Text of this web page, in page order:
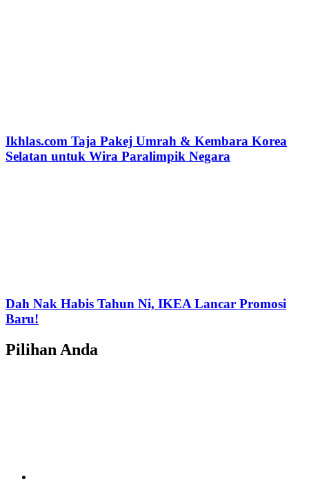
Ikhlas.com Taja Pakej Umrah & Kembara Korea
Selatan untuk Wira Paralimpik Negara
Dah Nak Habis Tahun Ni, IKEA Lancar Promosi
Baru!
Pilihan Anda